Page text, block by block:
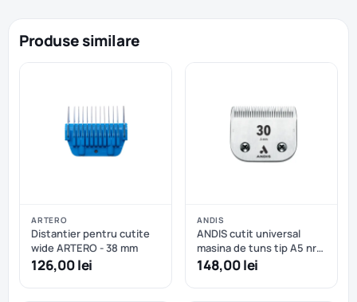
Produse similare
ARTERO
Distantier pentru cutite
wide ARTERO - 38 mm
126,00 lei
ANDIS
ANDIS cutit universal
masina de tuns tip A5 nr
30 - 0,5mm
148,00 lei